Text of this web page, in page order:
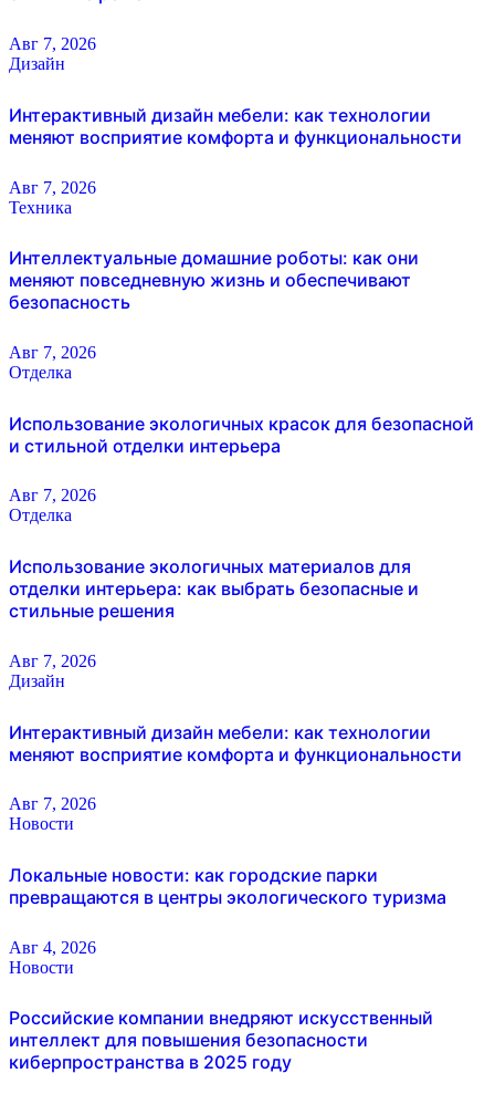
Авг 7, 2026
Дизайн
Интерактивный дизайн мебели: как технологии
меняют восприятие комфорта и функциональности
Авг 7, 2026
Техника
Интеллектуальные домашние роботы: как они
меняют повседневную жизнь и обеспечивают
безопасность
Авг 7, 2026
Отделка
Использование экологичных красок для безопасной
и стильной отделки интерьера
Авг 7, 2026
Отделка
Использование экологичных материалов для
отделки интерьера: как выбрать безопасные и
стильные решения
Авг 7, 2026
Дизайн
Интерактивный дизайн мебели: как технологии
меняют восприятие комфорта и функциональности
Авг 7, 2026
Новости
Локальные новости: как городские парки
превращаются в центры экологического туризма
Авг 4, 2026
Новости
Российские компании внедряют искусственный
интеллект для повышения безопасности
киберпространства в 2025 году